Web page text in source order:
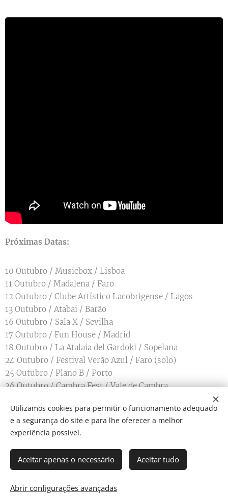
Próximas Datas:
10 Outubro / Musicbox / Lisboa
11 Outubro / Madalena / Faro
12 Outubro / Clube Artístico Lacobrigense / Lagos
13 Outubro / Atabai / Barão
16 Outubro / Sala X / Sevilha
17 Outubro / Fun House / Madrid
18 Outubro / La Atalaia del Gardoki / Sopelana
24 Outubro / Festival Verão Azul / Faro (solo)
25 Outubro / Plano B / Porto
26 Outubro / Cambra Fest / Vale de Cambra
Share
Director: J. Ricardo C. Coelho
Utilizamos cookies para permitir o funcionamento adequado
e a segurança do site e para lhe oferecer a melhor
experiência possível.
Aceitar apenas o necessário Aceitar tudo
Abrir configurações avançadas